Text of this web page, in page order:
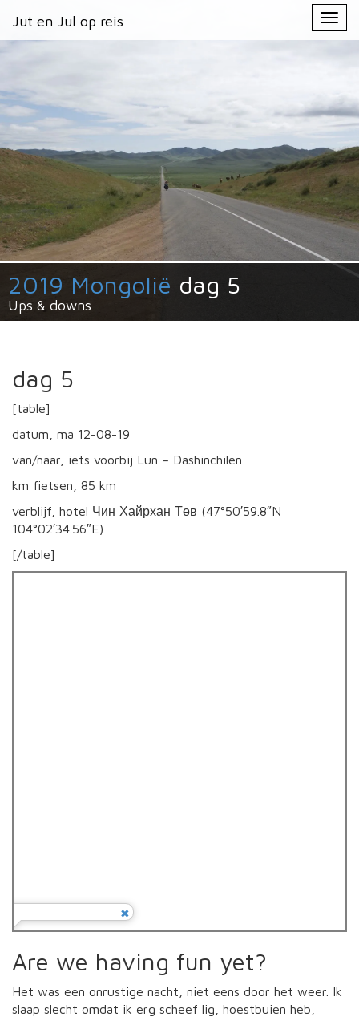
Jut en Jul op reis
Primary
Menu
Jut en Jul op reis
2019 Mongolië dag 5
Ups & downs
dag 5
[table]
datum, ma 12-08-19
van/naar, iets voorbij Lun – Dashinchilen
km fietsen, 85 km
verblijf, hotel Чин Хайрхан Төв (47°50′59.8″N
104°02′34.56″E)
[/table]
Are we having fun yet?
Het was een onrustige nacht, niet eens door het weer. Ik
slaap slecht omdat ik erg scheef lig, hoestbuien heb,